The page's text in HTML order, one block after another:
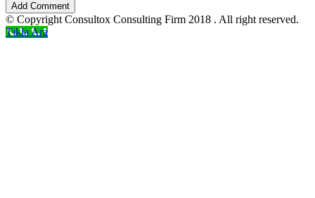
Add Comment
© Copyright Consultox Consulting Firm 2018 . All right reserved.
Tıkla Ara